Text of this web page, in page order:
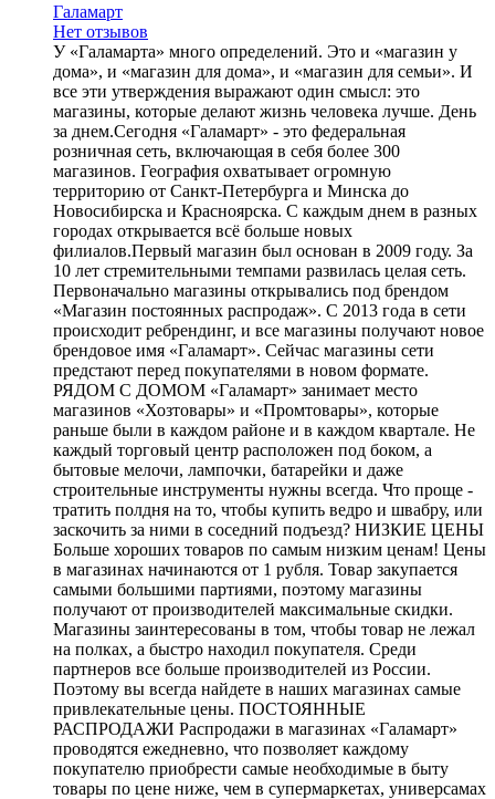
Галамарт
Нет отзывов
У «Галамарта» много определений. Это и «магазин у
дома», и «магазин для дома», и «магазин для семьи». И
все эти утверждения выражают один смысл: это
магазины, которые делают жизнь человека лучше. День
за днем.Сегодня «Галамарт» - это федеральная
розничная сеть, включающая в себя более 300
магазинов. География охватывает огромную
территорию от Санкт-Петербурга и Минска до
Новосибирска и Красноярска. С каждым днем в разных
городах открывается всё больше новых
филиалов.Первый магазин был основан в 2009 году. За
10 лет стремительными темпами развилась целая сеть.
Первоначально магазины открывались под брендом
«Магазин постоянных распродаж». С 2013 года в сети
происходит ребрендинг, и все магазины получают новое
брендовое имя «Галамарт». Сейчас магазины сети
предстают перед покупателями в новом формате.
РЯДОМ С ДОМОМ «Галамарт» занимает место
магазинов «Хозтовары» и «Промтовары», которые
раньше были в каждом районе и в каждом квартале. Не
каждый торговый центр расположен под боком, а
бытовые мелочи, лампочки, батарейки и даже
строительные инструменты нужны всегда. Что проще -
тратить полдня на то, чтобы купить ведро и швабру, или
заскочить за ними в соседний подъезд? НИЗКИЕ ЦЕНЫ
Больше хороших товаров по самым низким ценам! Цены
в магазинах начинаются от 1 рубля. Товар закупается
самыми большими партиями, поэтому магазины
получают от производителей максимальные скидки.
Магазины заинтересованы в том, чтобы товар не лежал
на полках, а быстро находил покупателя. Среди
партнеров все больше производителей из России.
Поэтому вы всегда найдете в наших магазинах самые
привлекательные цены. ПОСТОЯННЫЕ
РАСПРОДАЖИ Распродажи в магазинах «Галамарт»
проводятся ежедневно, что позволяет каждому
покупателю приобрести самые необходимые в быту
товары по цене ниже, чем в супермаркетах, универсамах